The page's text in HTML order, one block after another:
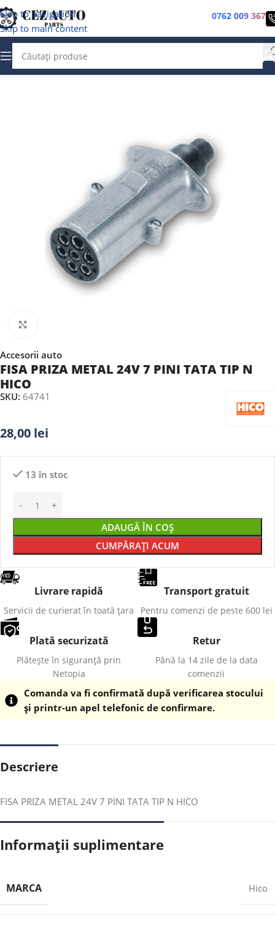
Skip to navigation
Skip to main content
0762 009 367
Accesorii auto
FISA PRIZA METAL 24V 7 PINI TATA TIP N
HICO
SKU: 64741
28,00 lei
13 în stoc
ADAUGĂ ÎN COȘ
CUMPĂRAȚI ACUM
Livrare rapidă
Servicii de curierat în toată țara
Transport gratuit
Pentru comenzi de peste 600 lei
Plată securizată
Plătește în siguranță prin
Netopia
Retur
Până la 14 zile de la data
comenzii
Comanda va fi confirmată după verificarea stocului
și printr-un apel telefonic de confirmare.
Descriere
FISA PRIZA METAL 24V 7 PINI TATA TIP N HICO
Informații suplimentare
MARCA Hico